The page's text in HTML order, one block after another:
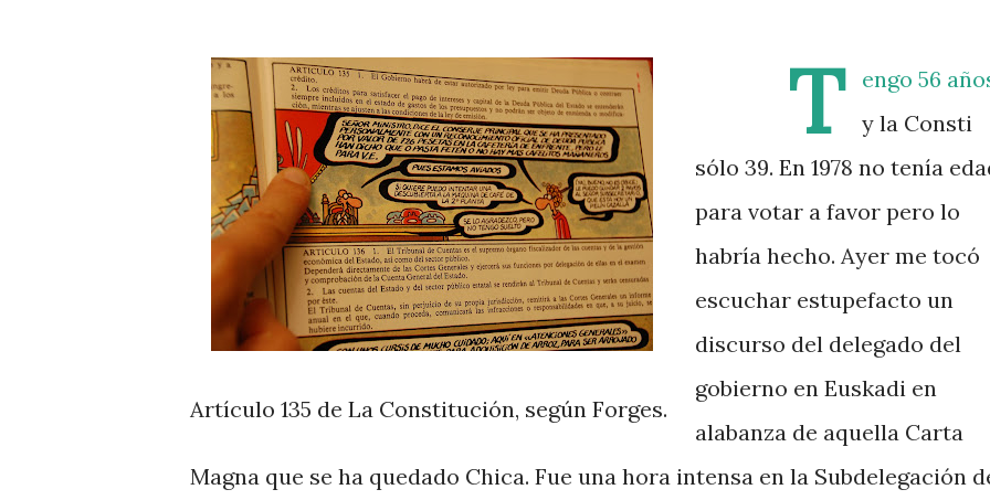
Artículo 135 de La Constitución, según Forges.
T
engo 56
y la Consti
sólo 39. En 1978 no tenía
para votar a favor pero lo
habría hecho. Ayer me tocó
escuchar estupefacto un
discurso del delegado del
gobierno en Euskadi en
alabanza de aquella Carta
Magna que se ha quedado Chica. Fue una hora intensa en la Subdelegación